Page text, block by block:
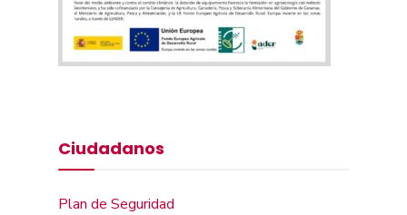
Ciudadanos
Plan de Seguridad